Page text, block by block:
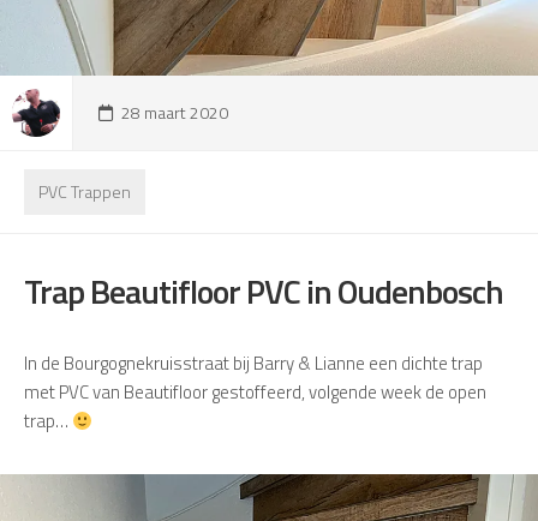
28 maart 2020
PVC Trappen
Trap Beautifloor PVC in Oudenbosch
In de Bourgognekruisstraat bij Barry & Lianne een dichte trap
met PVC van Beautifloor gestoffeerd, volgende week de open
trap…